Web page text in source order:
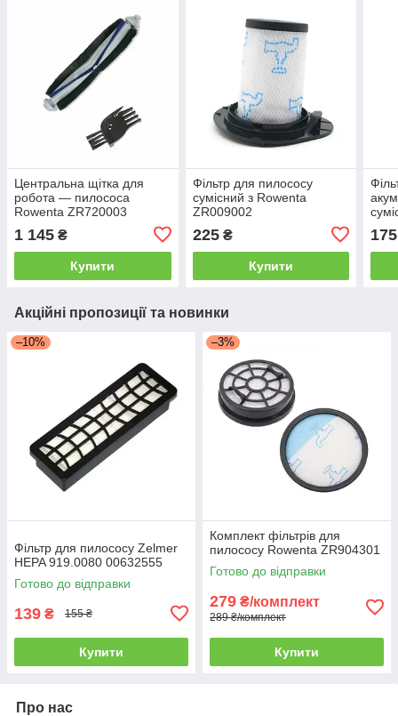
Центральна щітка для
робота — пилососа
Rowenta ZR720003
1 145 ₴
Купити
Фільтр для пилососу
сумісний з Rowenta
ZR009002
225₴
Купити
175
Акційні пропозиції та новинки
–10%
Фільтр для пилососу Zelmer
HEPA 919.0080 00632555
Готово до відправки
139 ₴ 155 ₴
Купити
–3%
Комплект фільтрів для
пилососу Rowenta ZR904301
Готово до відправки
279 ₴/комплект
289 ₴/комплект
Купити
Про нас